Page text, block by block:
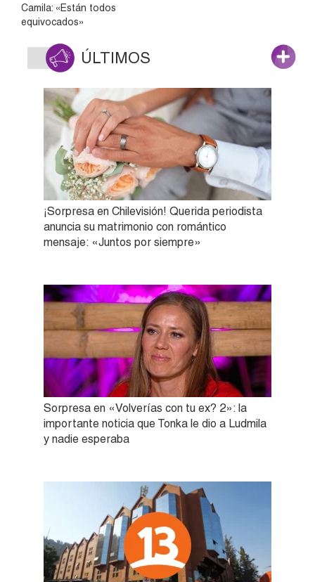
Camila: «Están todos
equivocados»
ÚLTIMOS
¡Sorpresa en Chilevisión! Querida periodista
anuncia su matrimonio con romántico
mensaje: «Juntos por siempre»
Sorpresa en «Volverías con tu ex? 2»: la
importante noticia que Tonka le dio a Ludmila
y nadie esperaba